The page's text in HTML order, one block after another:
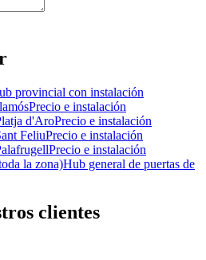
provincial con instalación
Precio e instalación
d'AroPrecio e instalación
FeliuPrecio e instalación
Precio e instalación
la zona)Hub general de puertas de
clientes